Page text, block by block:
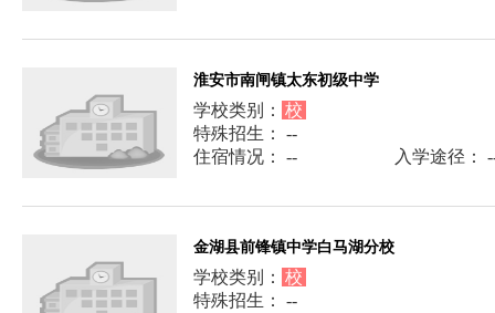
淮安市南闸镇太东初级中学
学校类别： 校
特殊招生： --
住宿情况： --
入学途径：
金湖县前锋镇中学白马湖分校
学校类别： 校
特殊招生： --